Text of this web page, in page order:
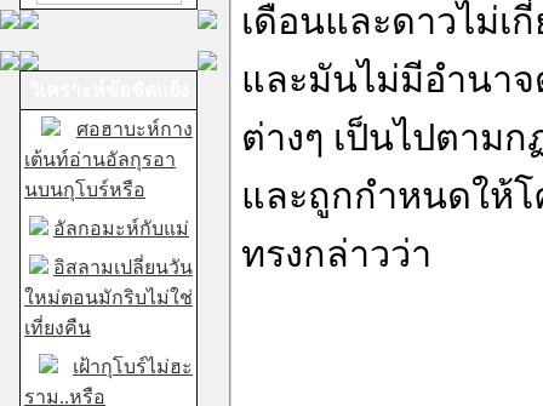
ศอฮาบะห์กาง
เต้นท์อ่านอัลกุรอา
นบนกุโบร์หรือ
อัลกอมะห์กับแม่
อิสลามเปลี่ยนวัน
ใหม่ตอนมักริบไม่ใช่
เที่ยงคืน
เฝ้ากุโบร์ไม่ฮะ
ราม..หรือ
เดือนและดาวไม่
และมันไม่มีอำนา
ต่างๆ เป็นไปตาม
และถูกกำหนดให้
ทรงกล่าวว่า